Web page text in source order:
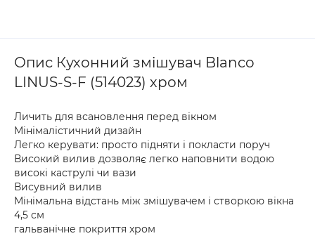
Опис Кухонний змішувач Blanco
LINUS-S-F (514023) хром
Личить для всановлення перед вікном
Мінімалістичний дизайн
Легко керувати: просто підняти і покласти поруч
Високий вилив дозволяє легко наповнити водою
високі каструлі чи вази
Висувний вилив
Мінімальна відстань між змішувачем і створкою вікна
4,5 см
гальванічне покриття xром